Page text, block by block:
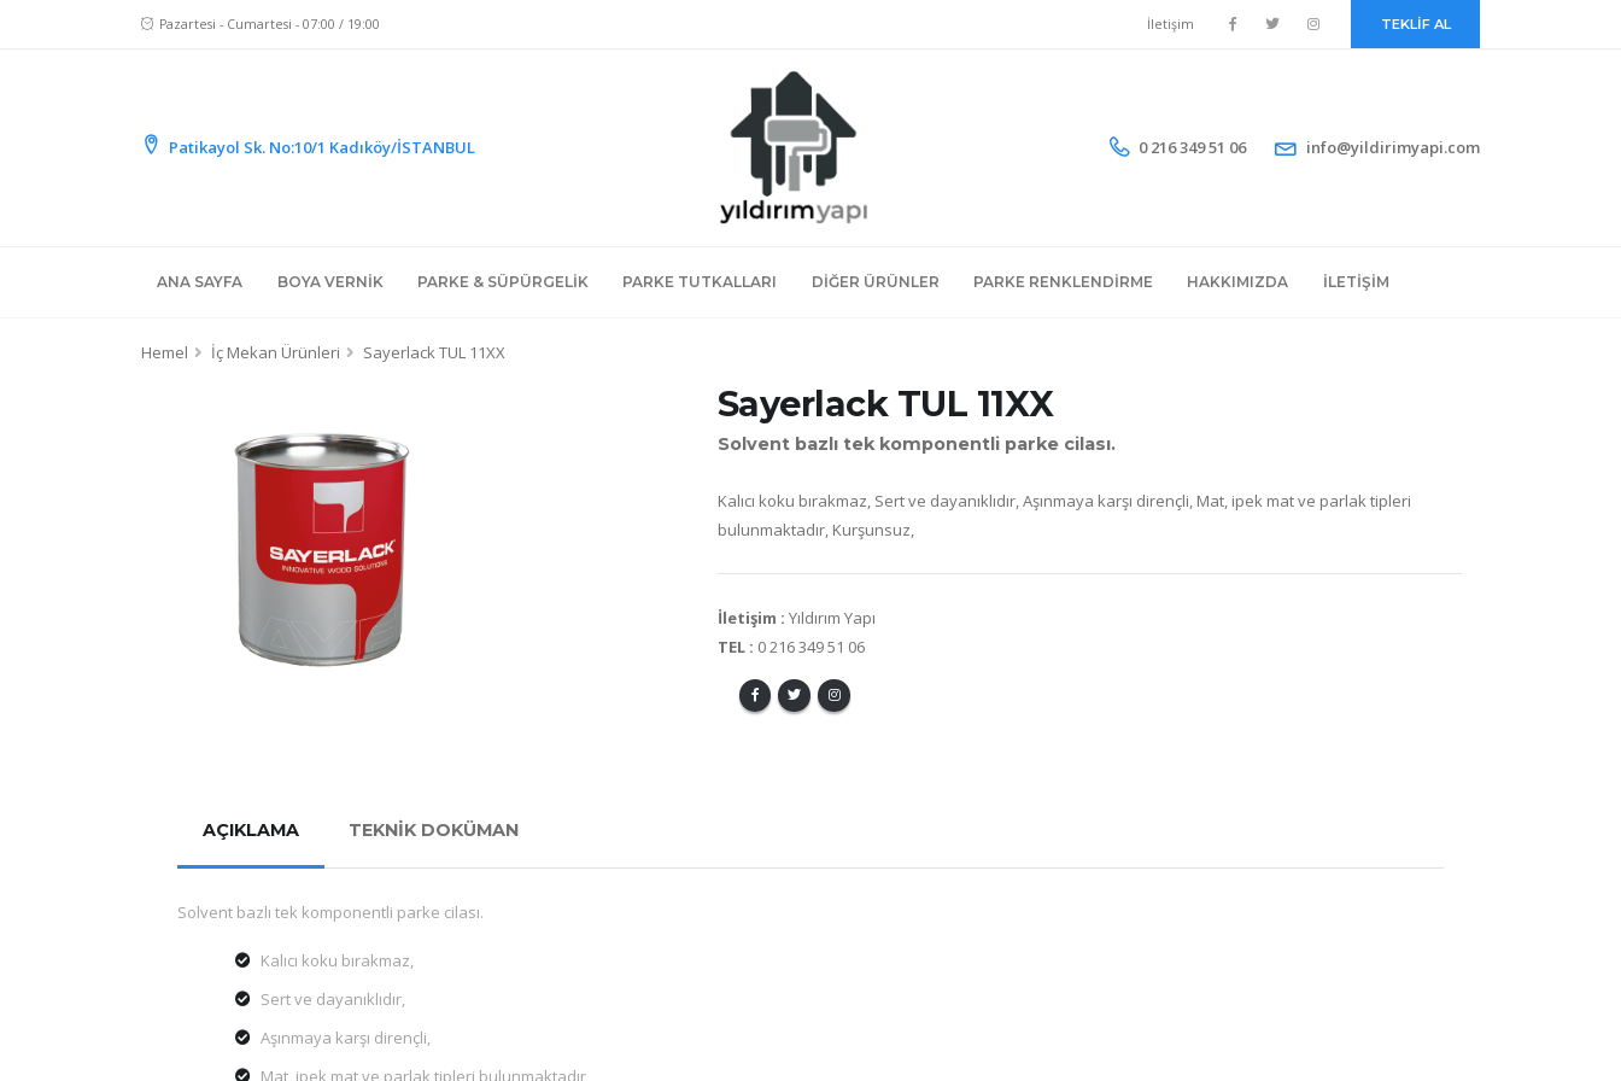
Pazartesi - Cumartesi - 07:00 / 19:00 İletişim TEKLİF AL
Patikayol Sk. No:10/1 Kadıköy/İSTANBUL 0 216 349 51 06 info@yildirimyapi.com
ANA SAYFA BOYA VERNIK PARKE & SÜPÜRGELIK PARKE TUTKALLARI DIĞER ÜRÜNLER PARKE RENKLENDIRME HAKKIMIZDA İLETIŞIM
Hemel İç Mekan Ürünleri Sayerlack TUL 11XX
Sayerlack TUL 11XX
Solvent bazlı tek komponentli parke cilası.
Kalıcı koku bırakmaz, Sert ve dayanıklıdır, Aşınmaya karşı dirençli, Mat, ipek mat ve parlak tipleri
bulunmaktadır, Kurşunsuz,
İletişim : Yıldırım Yapı
TEL : 0 216 349 51 06
AÇIKLAMA TEKNİK DOKÜMAN
Solvent bazlı tek komponentli parke cilası.
Kalıcı koku bırakmaz,
Sert ve dayanıklıdır,
Aşınmaya karşı dirençli,
Mat, ipek mat ve parlak tipleri bulunmaktadır,